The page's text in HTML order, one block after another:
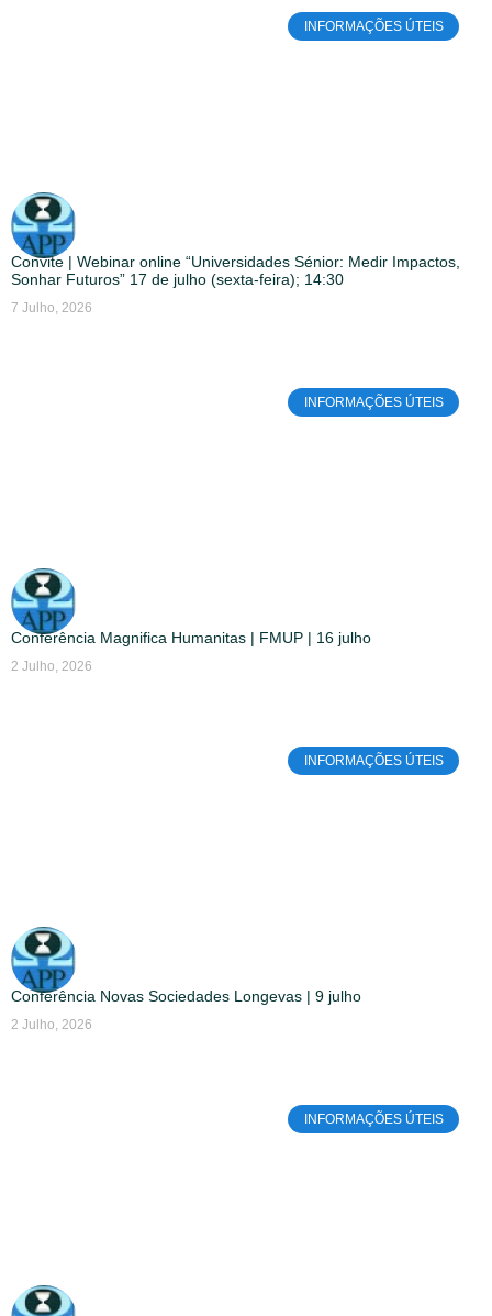
INFORMAÇÕES ÚTEIS
Convite | Webinar online “Universidades Sénior: Medir Impactos,
Sonhar Futuros” 17 de julho (sexta-feira); 14:30
7 Julho, 2026
INFORMAÇÕES ÚTEIS
Conferência Magnifica Humanitas | FMUP | 16 julho
2 Julho, 2026
INFORMAÇÕES ÚTEIS
Conferência Novas Sociedades Longevas | 9 julho
2 Julho, 2026
INFORMAÇÕES ÚTEIS